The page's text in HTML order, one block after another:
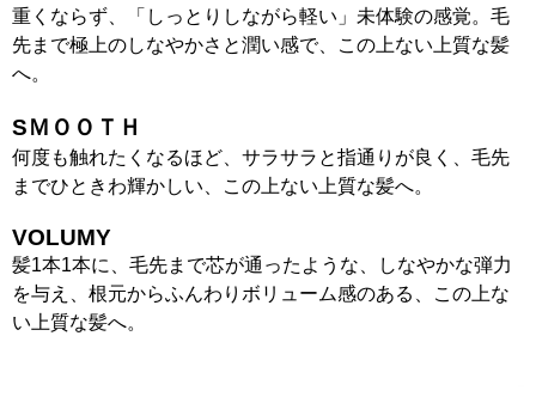
重くならず、「しっとりしながら軽い」未体験の感覚。毛
先まで極上のしなやかさと潤い感で、この上ない上質な髪
へ。
SＭＯＯＴＨ
何度も触れたくなるほど、サラサラと指通りが良く、毛先
までひときわ輝かしい、この上ない上質な髪へ。
VOLUMY
髪1本1本に、毛先まで芯が通ったような、しなやかな弾力
を与え、根元からふんわりボリューム感のある、この上な
い上質な髪へ。